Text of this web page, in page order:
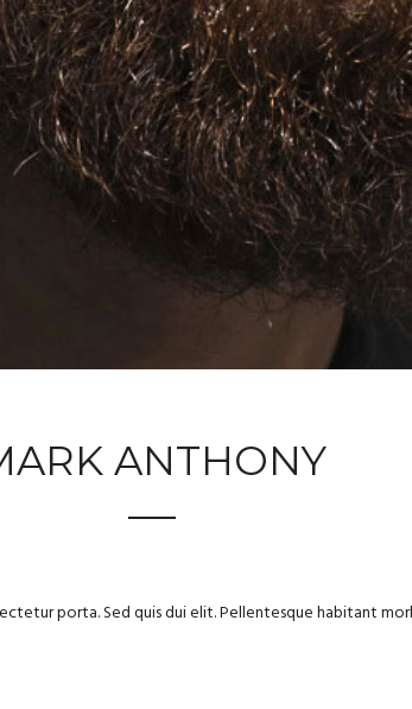
ANTHONY
porta. Sed quis dui elit. Pellentesque habitant